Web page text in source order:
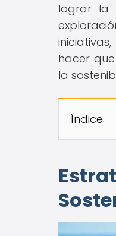
lograr la
hacer
la
Índice